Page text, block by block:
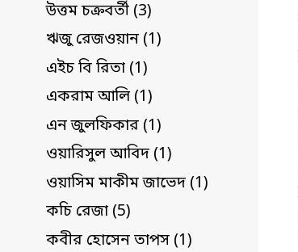
উত্তম চক্রবর্তী (3)
ঋজু রেজওয়ান (1)
এইচ বি রিতা (1)
একরাম আলি (1)
এন জুলফিকার (1)
ওয়ারিসুল আবিদ (1)
ওয়াসিম মাকীম জাভেদ (1)
কচি রেজা (5)
কবীর হোসেন তাপস (1)